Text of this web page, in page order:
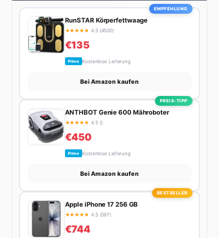
EMPFEHLUNG
RunSTAR Körperfettwaage
★★★★★ 4.5 (4500)
€135
Prime Kostenlose Lieferung
Bei Amazon kaufen
PREIS-TIPP
ANTHBOT Genie 600 Mähroboter
★★★★★ 4.5 ()
€450
Prime Kostenlose Lieferung
Bei Amazon kaufen
BESTSELLER
Apple iPhone 17 256 GB
★★★★★ 4.5 (597)
€744